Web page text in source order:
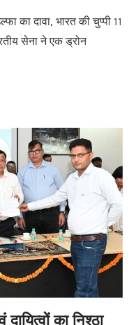
का दावा, भारत की चुप्पी 11
सेना ने एक ड्रोन
का निश्ठा